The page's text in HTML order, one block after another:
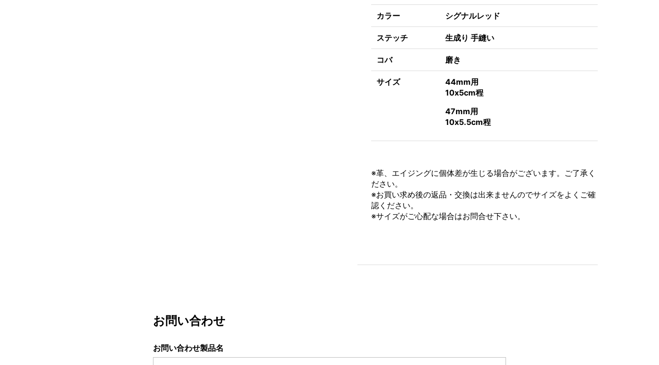
カラー シグナルレッド
ステッチ 生成り 手縫い
コバ 磨き
サイズ
44mm用
10x5cm程
47mm用
10x5.5cm程
※革、エイジングに個体差が生じる場合がございます。ご了承く
ださい。
※お買い求め後の返品・交換は出来ませんのでサイズをよくご確
認ください。
※サイズがご心配な場合はお問合せ下さい。
お問い合わせ
お問い合わせ製品名